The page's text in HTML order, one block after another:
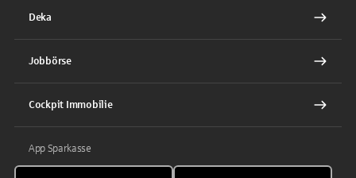
Deka
Jobbörse
Cockpit Immobilie
App Sparkasse